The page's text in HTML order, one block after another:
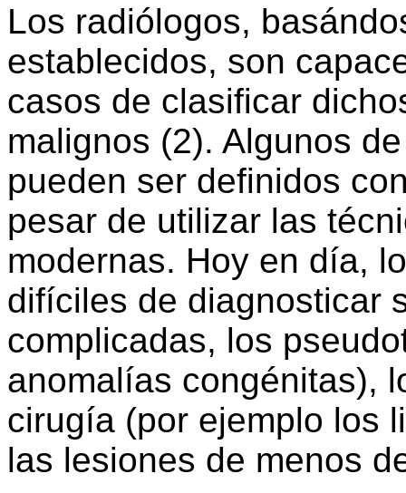
Los radiólogos,
establecidos, son
casos de clasificar
malignos (2). Algunos
pueden ser definidos
pesar de utilizar las
modernas. Hoy en día,
difíciles de diagnosticar
complicadas, los
anomalías congénitas),
cirugía (por ejemplo los
las lesiones de menos